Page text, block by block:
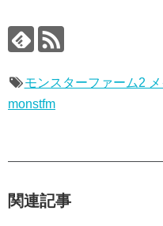
モンスターファーム2
monstfm
関連記事